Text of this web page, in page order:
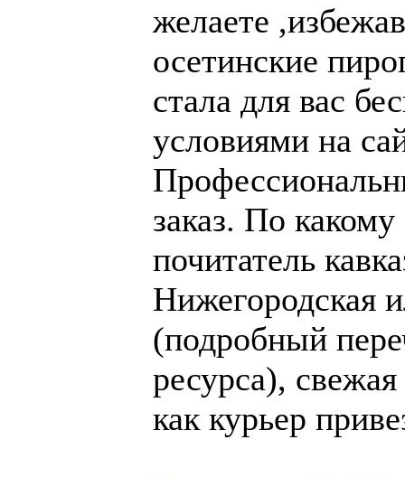
желаете
осетинские
стала для вас
условиями на
заказ. По
почитатель
Нижегородская
(подробный
ресурса),
как курьер